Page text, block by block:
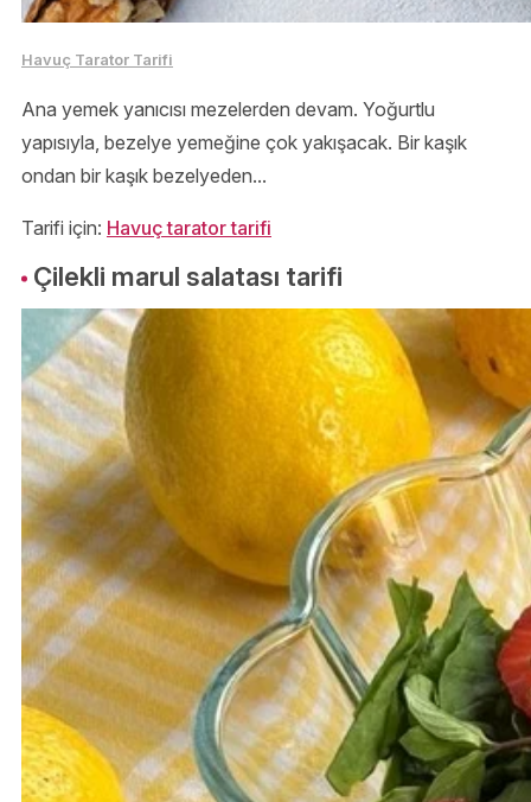
Havuç Tarator Tarifi
Ana yemek yanıcısı mezelerden devam. Yoğurtlu
yapısıyla, bezelye yemeğine çok yakışacak. Bir kaşık
ondan bir kaşık bezelyeden...
Tarifi için: Havuç tarator tarifi
Çilekli marul salatası tarifi